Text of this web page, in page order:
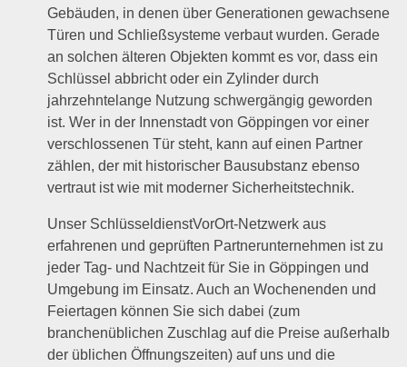
Gebäuden, in denen über Generationen gewachsene
Türen und Schließsysteme verbaut wurden. Gerade
an solchen älteren Objekten kommt es vor, dass ein
Schlüssel abbricht oder ein Zylinder durch
jahrzehntelange Nutzung schwergängig geworden
ist. Wer in der Innenstadt von Göppingen vor einer
verschlossenen Tür steht, kann auf einen Partner
zählen, der mit historischer Bausubstanz ebenso
vertraut ist wie mit moderner Sicherheitstechnik.
Unser SchlüsseldienstVorOrt-Netzwerk aus
erfahrenen und geprüften Partnerunternehmen ist zu
jeder Tag- und Nachtzeit für Sie in Göppingen und
Umgebung im Einsatz. Auch an Wochenenden und
Feiertagen können Sie sich dabei (zum
branchenüblichen Zuschlag auf die Preise außerhalb
der üblichen Öffnungszeiten) auf uns und die